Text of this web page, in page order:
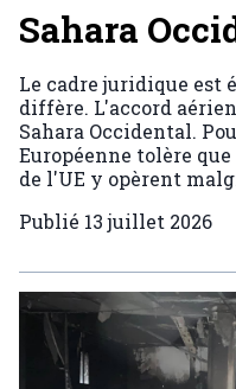
Sahara
Le cadre juridique est
diffère. L'accord
Sahara Occidental.
Européenne tolère
de l'UE y opèrent
Publié 13 juillet 2026